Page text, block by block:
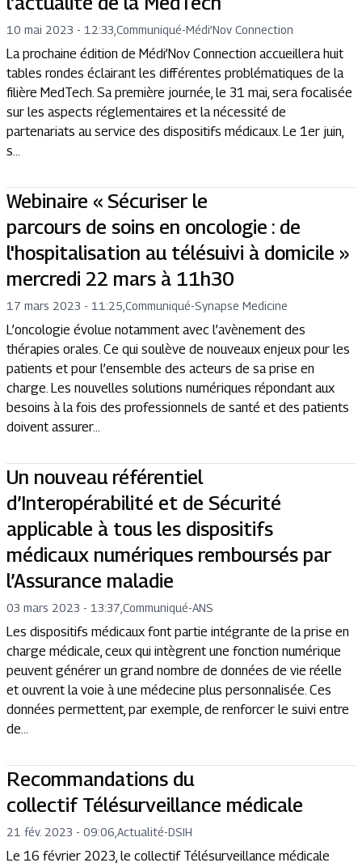
10 mai 2023 - 12:33 Communiqué-Médi’Nov Connection
La prochaine édition de Médi’Nov Connection accueillera huit
tables rondes éclairant les différentes problématiques de la
filière MedTech. Sa première journée, le 31 mai, sera focalisée
sur les aspects réglementaires et la nécessité de
partenariats au service des dispositifs médicaux. Le 1er juin,
s...
Webinaire « Sécuriser le
parcours de soins en oncologie : de
l'hospitalisation au télésuivi à domicile »
mercredi 22 mars à 11h30
17 mars 2023 - 11:25 Communiqué-Synapse Medicine
L’oncologie évolue notamment avec l’avènement des
thérapies orales. Ce qui soulève de nouveaux enjeux pour les
patients et pour l’ensemble des acteurs de sa prise en
charge. Les nouvelles solutions numériques répondant aux
besoins à la fois des professionnels de santé et des patients
doivent assurer...
Un nouveau référentiel
d’Interopérabilité et de Sécurité
applicable à tous les dispositifs
médicaux numériques remboursés par
l’Assurance maladie
03 mars 2023 - 13:37 Communiqué-ANS
Les dispositifs médicaux font partie intégrante de la prise en
charge médicale, ceux qui intègrent une fonction numérique
peuvent générer un grand nombre de données de vie réelle
et ouvrent la voie à une médecine plus personnalisée. Ces
données permettent, par exemple, de renforcer le suivi entre
de...
Recommandations du
collectif Télésurveillance médicale
21 fév. 2023 - 09:06 Actualité-DSIH
Le 16 février 2023, le collectif Télésurveillance médicale